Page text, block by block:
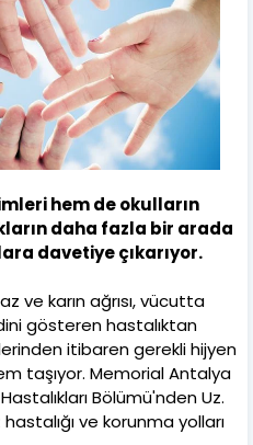
hem de okulların
daha fazla bir arada
davetiye çıkarıyor.
ve karın ağrısı, vücutta
gösteren hastalıktan
itibaren gerekli hijyen
taşıyor. Memorial Antalya
Bölümü'nden Uz.
ve korunma yolları